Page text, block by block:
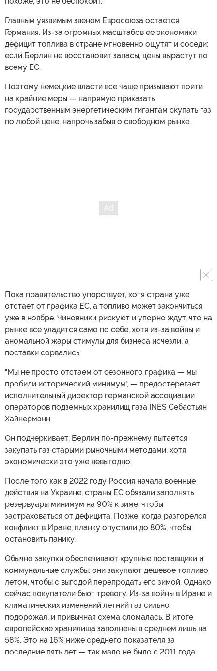
Главным уязвимым звеном Евросоюза остается
Германия. Из-за огромных масштабов ее экономики
дефицит топлива в стране мгновенно ощутят и соседи:
если Берлин не восстановит запасы, цены вырастут по
всему ЕС.
Поэтому немецкие власти все чаще призывают пойти
на крайние меры — напрямую приказать
государственным энергетическим гигантам скупать газ
по любой цене, напрочь забыв о свободном рынке.
Пока правительство упорствует, хотя страна уже
отстает от графика ЕС, а топливо может закончиться
уже в ноябре. Чиновники рискуют и упорно ждут, что на
рынке все уладится само по себе, хотя из-за войны и
аномальной жары стимулы для бизнеса исчезли, а
поставки сорвались.
"Мы не просто отстаем от сезонного графика — мы
пробили исторический минимум", — предостерегает
исполнительный директор германской ассоциации
операторов подземных хранилищ газа INES Себастьян
Хайнерманн.
Он подчеркивает: Берлин по-прежнему пытается
закупать газ старыми рыночными методами, хотя
экономически это уже невыгодно.
После того как в 2022 году Россия начала военные
действия на Украине, страны ЕС обязали заполнять
резервуары минимум на 90% к зиме, чтобы
застраховаться от дефицита. Позже, когда разгорелся
конфликт в Иране, планку опустили до 80%, чтобы
остановить панику.
Обычно закупки обеспечивают крупные поставщики и
коммунальные службы: они закупают дешевое топливо
летом, чтобы с выгодой перепродать его зимой. Однако
сейчас покупатели бьют тревогу. Из-за войны в Иране и
климатических изменений летний газ сильно
подорожал, и привычная схема сломалась. В итоге
европейские хранилища заполнены в среднем лишь на
58%. Это на 16% ниже среднего показателя за
последние пять лет — так мало не было с 2011 года.